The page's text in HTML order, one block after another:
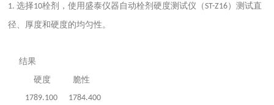
1.选择10栓剂 ，使用盛泰仪器自动栓剂硬度测试仪（ST-Z16）测试直
径、厚度和硬度的均匀性。
结果
硬度
脆性
1789.100 1784.400